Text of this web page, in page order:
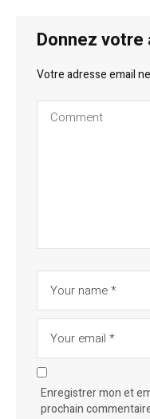
Donnez votre
Votre adresse email
Enregistrer mon et
prochain